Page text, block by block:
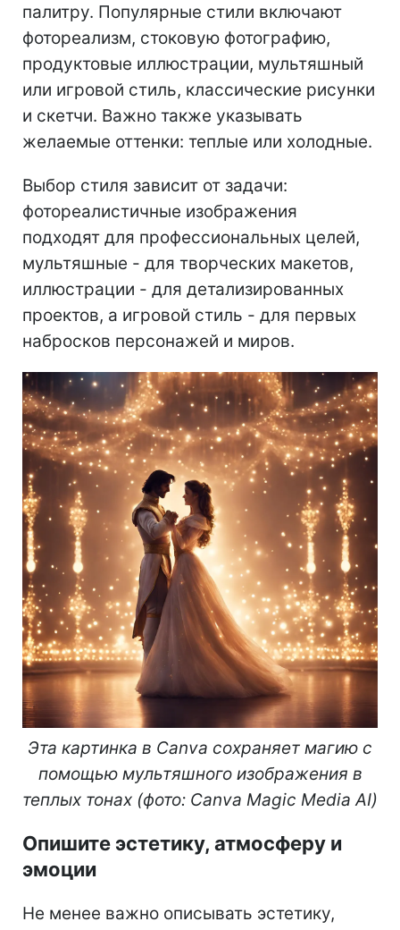
палитру. Популярные стили включают
фотореализм, стоковую фотографию,
продуктовые иллюстрации, мультяшный
или игровой стиль, классические рисунки
и скетчи. Важно также указывать
желаемые оттенки: теплые или холодные.
Выбор стиля зависит от задачи:
фотореалистичные изображения
подходят для профессиональных целей,
мультяшные - для творческих макетов,
иллюстрации - для детализированных
проектов, а игровой стиль - для первых
набросков персонажей и миров.
Эта картинка в Canva сохраняет магию с
помощью мультяшного изображения в
теплых тонах (фото: Canva Magic Media AI)
Опишите эстетику, атмосферу и
эмоции
Не менее важно описывать эстетику,